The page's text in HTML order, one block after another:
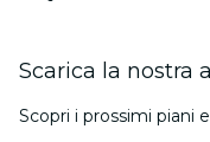
Scarica la nostra
Scopri i prossimi piani